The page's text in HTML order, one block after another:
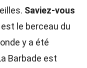
Saviez-vous
le berceau du
y a été
Barbade est